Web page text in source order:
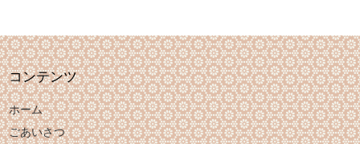
コンテンツ
ホーム
ごあいさつ